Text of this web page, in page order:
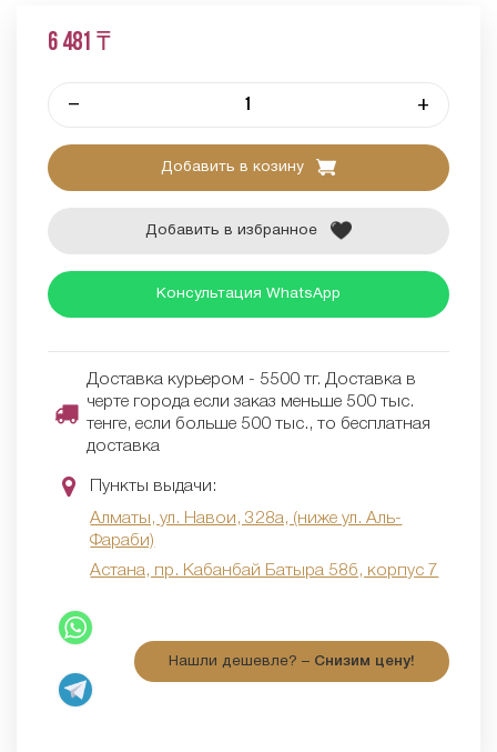
6 481 ₸
– +
Добавить в козину
Добавить в избранное
Консультация WhatsApp
Доставка курьером - 5500 тг. Доставка в
черте города если заказ меньше 500 тыс.
тенге, если больше 500 тыс., то бесплатная
доставка
Пункты выдачи:
Алматы, ул. Навои, 328а, (ниже ул. Аль-
Фараби)
Астана, пр. Кабанбай Батыра 58б, корпус 7
Нашли дешевле? – Снизим цену!